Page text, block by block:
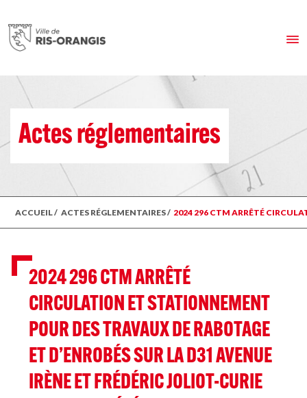
Actes réglementaires
ACCUEIL/ ACTES RÉGLEMENTAIRES/ 2024 296 CTM ARRÊTÉ
2024 296 CTM ARRÊTÉ
CIRCULATION ET STATIONNEMENT
POUR DES TRAVAUX DE RABOTAGE
ET D’ENROBÉS SUR LA D31 AVENUE
IRÈNE ET FRÉDÉRIC JOLIOT-CURIE